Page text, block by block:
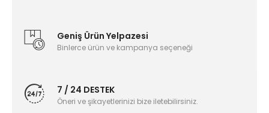
Geniş Ürün Yelpazesi
Binlerce ürün ve kampanya seçeneği
7 / 24 DESTEK
Öneri ve şikayetlerinizi bize iletebilirsiniz.